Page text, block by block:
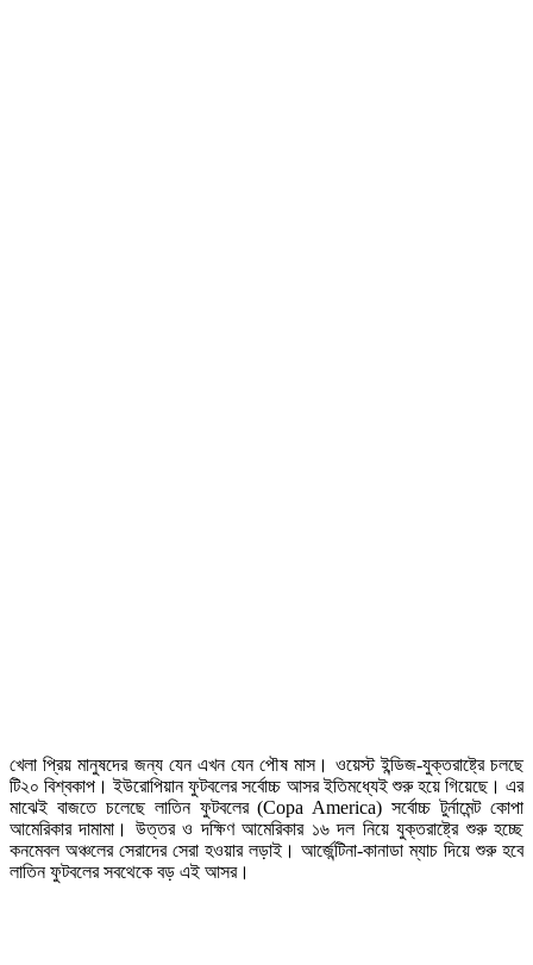
খেলা প্রিয় মানুষদের জন্য যেন এখন যেন পৌষ মাস। ওয়েস্ট ইন্ডিজ-যুক্তরাষ্ট্রে চলছে
টি২০ বিশ্বকাপ। ইউরোপিয়ান ফুটবলের সর্বোচ্চ আসর ইতিমধ্যেই শুরু হয়ে গিয়েছে। এর
মাঝেই বাজতে চলেছে লাতিন ফুটবলের (Copa America) সর্বোচ্চ টুর্নামেন্ট কোপা
আমেরিকার দামামা। উত্তর ও দক্ষিণ আমেরিকার ১৬ দল নিয়ে যুক্তরাষ্ট্রে শুরু হচ্ছে
কনমেবল অঞ্চলের সেরাদের সেরা হওয়ার লড়াই। আর্জেন্টিনা-কানাডা ম্যাচ দিয়ে শুরু হবে
লাতিন ফুটবলের সবথেকে বড় এই আসর।